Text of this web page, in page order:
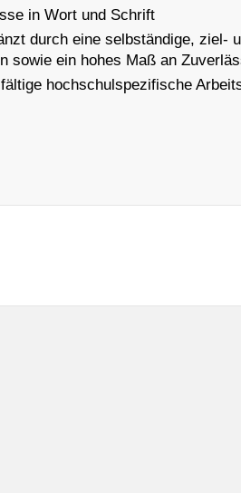
in Wort und Schrift
durch eine selbständige, ziel-
sowie ein hohes Maß an
hochschulspezifische